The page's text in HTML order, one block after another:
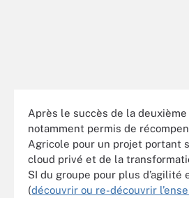
Après le succès de la deuxième
notamment permis de
Agricole pour un projet portant
cloud privé et de la
SI du groupe pour plus d’agilité
(découvrir ou re-découvrir